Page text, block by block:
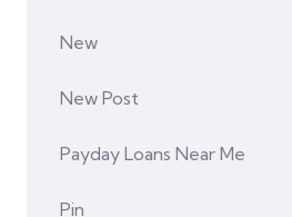
New
New Post
Payday Loans Near Me
Pin